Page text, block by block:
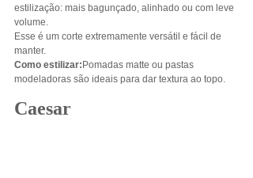
estilização: mais bagunçado, alinhado ou com leve
volume.
Esse é um corte extremamente versátil e fácil de
manter.
Como estilizar: Pomadas matte ou pastas
modeladoras são ideais para dar textura ao topo.
Caesar